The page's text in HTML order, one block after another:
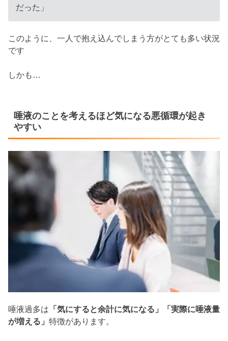
だった」
このように、一人で抱え込んでしまう方がとても多い状況
です
しかも…
唾液のことを考えるほど気になる悪循環が起き
やすい
唾液過多は 「気にすると余計に気になる」「実際に唾液量
が増える」 特徴があります。